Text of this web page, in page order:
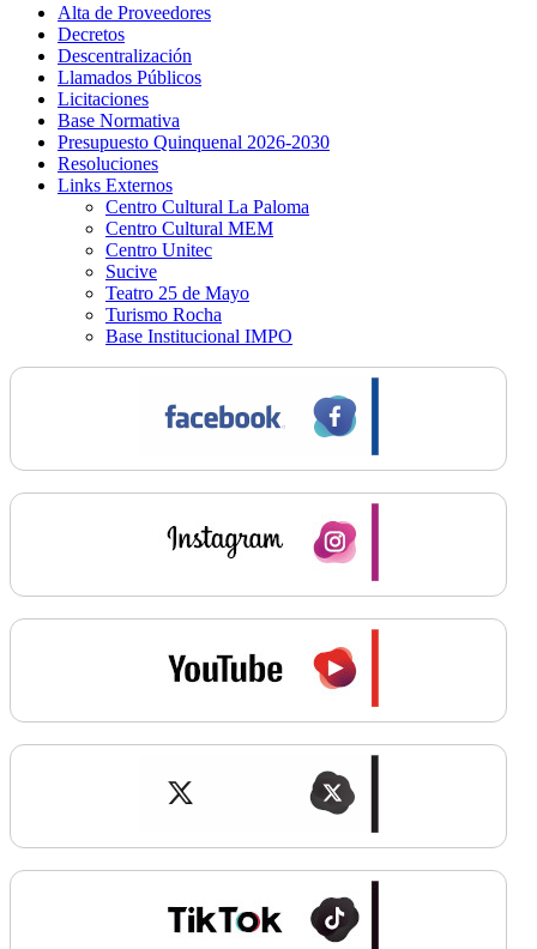
Alta de Proveedores
Decretos
Descentralización
Llamados Públicos
Licitaciones
Base Normativa
Presupuesto Quinquenal 2026-2030
Resoluciones
Links Externos
Centro Cultural La Paloma
Centro Cultural MEM
Centro Unitec
Sucive
Teatro 25 de Mayo
Turismo Rocha
Base Institucional IMPO